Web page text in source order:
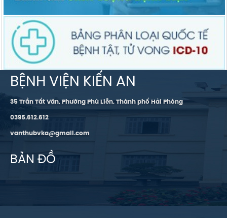
BỆNH VIỆN KIẾN AN
35 Trần Tất Văn, Phường Phù Liễn, Thành phố Hải Phòng
0395.612.612
vanthubvka@gmail.com
BẢN ĐỒ